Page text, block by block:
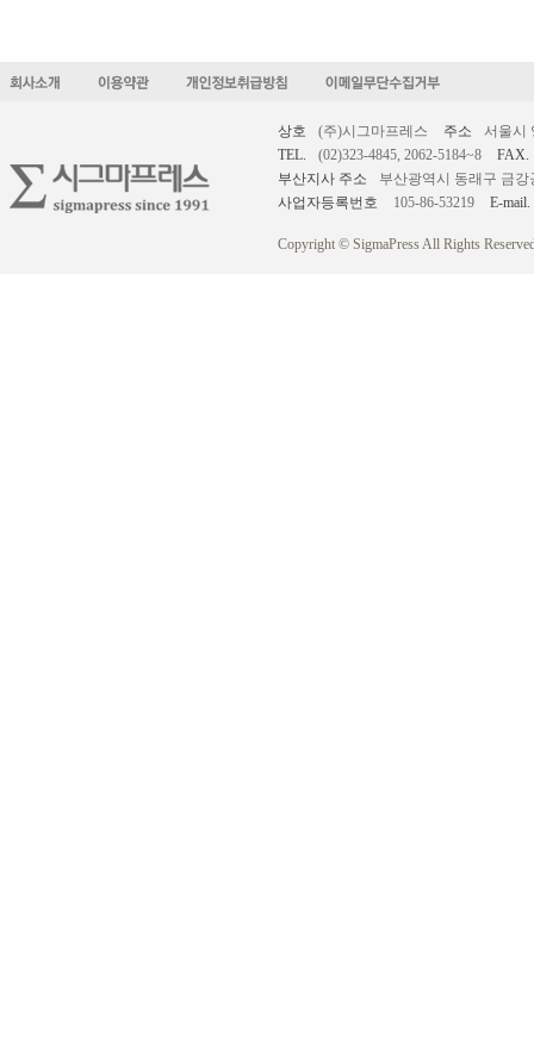
상호 (주)시그마프레스 주소
서울시
TEL.
(02)323-4845, 2062-5184~8
FAX.
부산지사 주소
부산광역시 동래구 금강
사업자등록번호
105-86-53219 E-mail.
Copyright © SigmaPress All Rights